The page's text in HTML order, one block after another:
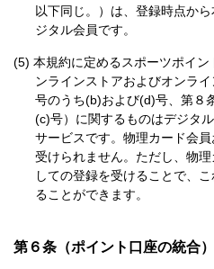
以下同じ。）は、登録時点か
ジタル会員です。
本規約に定めるスポーツポイ
ンラインストアおよびオンラ
号のうち(b)および(d)号、第８
(c)号）に関するものはデジタ
サービスです。物理カード会
受けられません。ただし、物
しての登録を受けることで、
ることができます。
第６条（ポイント口座の統合）